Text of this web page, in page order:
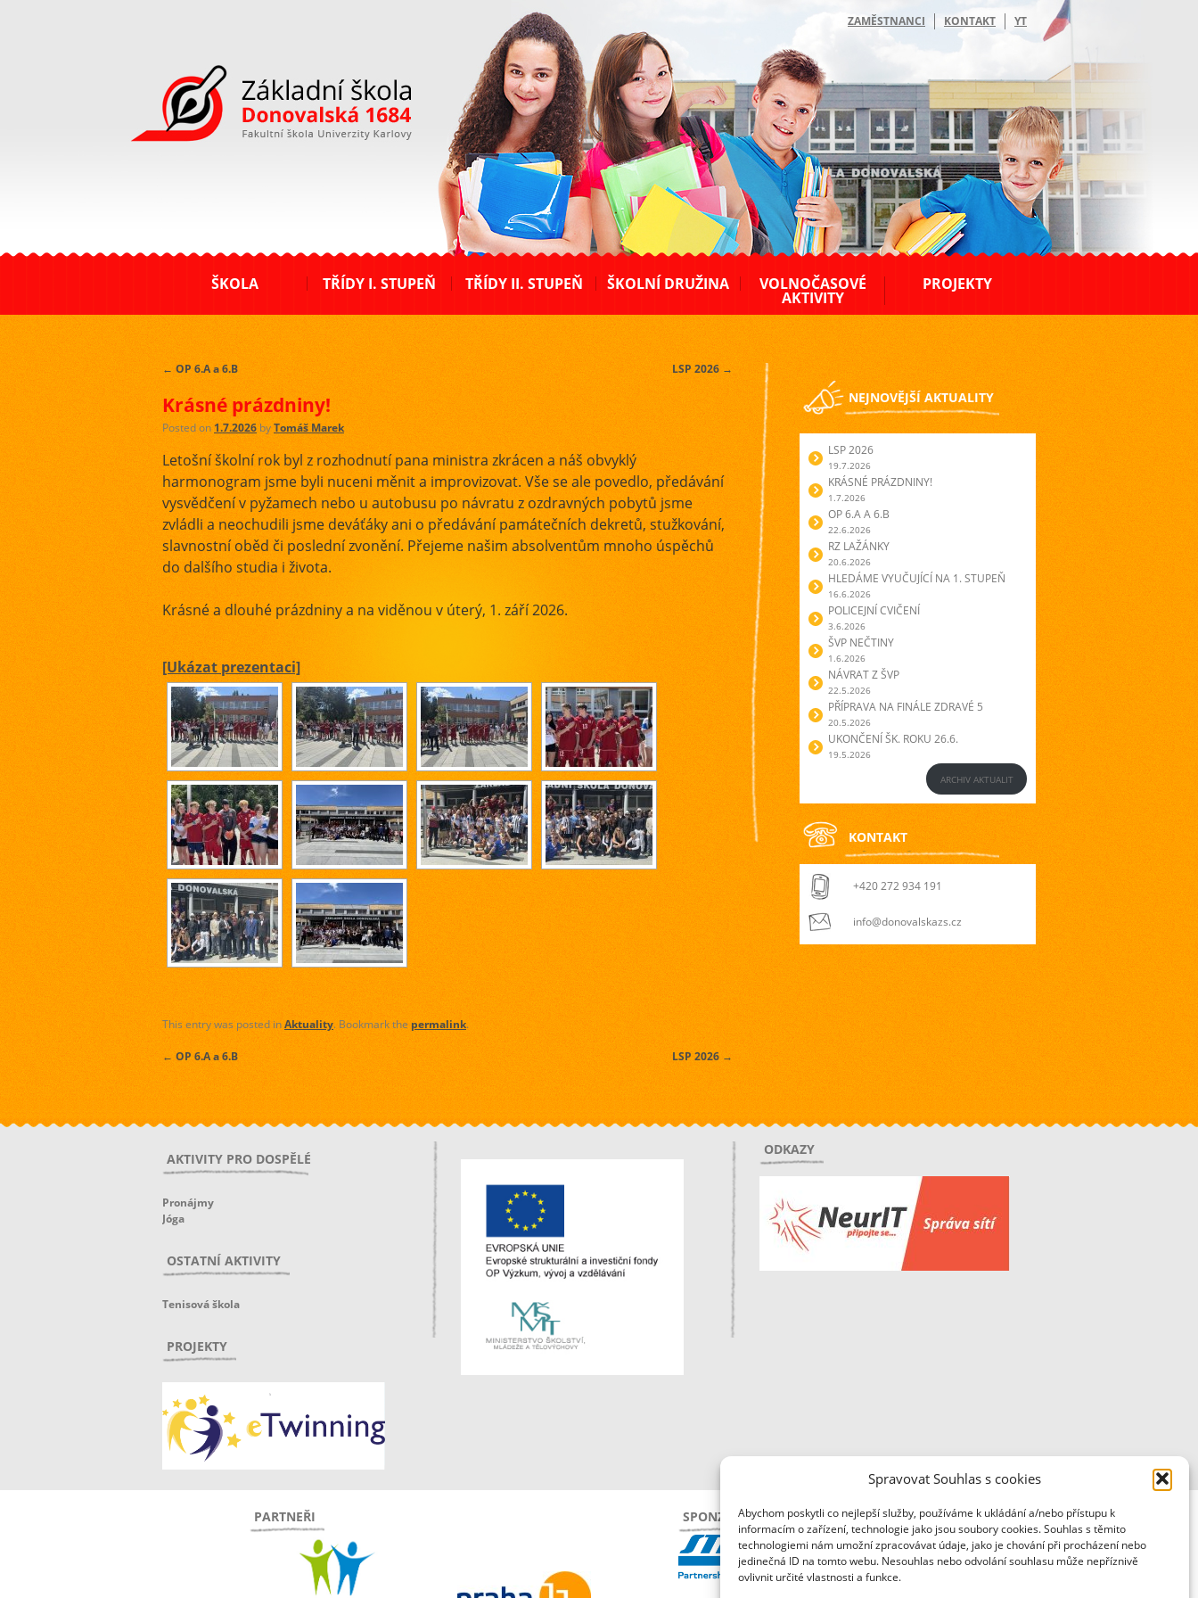
Spravovat Souhlas s cookies
Abychom poskytli co nejlepší služby, používáme k ukládání a/nebo přístupu k
informacím o zařízení, technologie jako jsou soubory cookies. Souhlas s těmito
technologiemi nám umožní zpracovávat údaje, jako je chování při procházení nebo
jedinečná ID na tomto webu. Nesouhlas nebo odvolání souhlasu může nepříznivě
ovlivnit určité vlastnosti a funkce.
ZŠ Donovalská
YT
KONTAKT
ZAMĚSTNANCI
ŠKOLA TŘÍDY I. STUPEŇ TŘÍDY II. STUPEŇ ŠKOLNÍ DRUŽINA VOLNOČASOVÉ
AKTIVITY
PROJEKTY
← OP 6.A a 6.B LSP 2026 →
Krásné prázdniny!
Posted on1.7.2026byTomáš Marek
Letošní školní rok byl z rozhodnutí pana ministra zkrácen a náš obvyklý
harmonogram jsme byli nuceni měnit a improvizovat. Vše se ale povedlo, předávání
vysvědčení v pyžamech nebo u autobusu po návratu z ozdravných pobytů jsme
zvládli a neochudili jsme deváťáky ani o předávání památečních dekretů, stužkování,
slavnostní oběd či poslední zvonění. Přejeme našim absolventům mnoho úspěchů
do dalšího studia i života.
Krásné a dlouhé prázdniny a na viděnou v úterý, 1. září 2026.
[Ukázat prezentaci]
This entry was posted inAktuality. Bookmark the permalink.
← OP 6.A a 6.B LSP 2026 →
NEJNOVĚJŠÍ AKTUALITY
LSP 2026
19.7.2026
KRÁSNÉ PRÁZDNINY!
1.7.2026
OP 6.A A 6.B
22.6.2026
RZ LAŽÁNKY
20.6.2026
HLEDÁME VYUČUJÍCÍ NA 1. STUPEŇ
16.6.2026
POLICEJNÍ CVIČENÍ
3.6.2026
ŠVP NEČTINY
1.6.2026
NÁVRAT Z ŠVP
22.5.2026
PŘÍPRAVA NA FINÁLE ZDRAVÉ 5
20.5.2026
UKONČENÍ ŠK. ROKU 26.6.
19.5.2026
ARCHIV AKTUALIT
KONTAKT
+420 272 934 191
info@donovalskazs.cz
AKTIVITY PRO DOSPĚLÉ
Pronájmy
Jóga
OSTATNÍ AKTIVITY
Tenisová škola
PROJEKTY
ODKAZY
PARTNEŘI SPONZOŘI